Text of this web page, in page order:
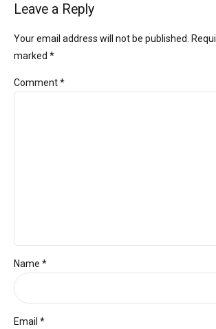
Leave a Reply
Your email address will not be published.
marked *
Comment*
Name *
Email *